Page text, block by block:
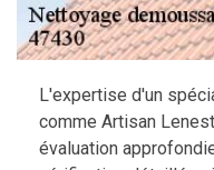
L'expertise d'un
comme Artisan
évaluation